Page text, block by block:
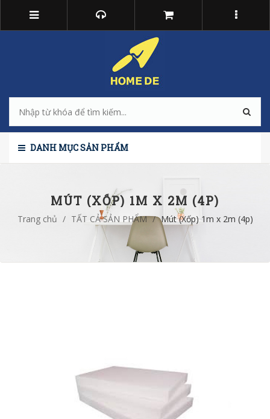
DANH MỤC SẢN PHẨM
MÚT (XỐP) 1M X 2M (4P)
Trang chủ / TẤT CẢ SẢN PHẨM / Mút (Xốp) 1m x 2m (4p)